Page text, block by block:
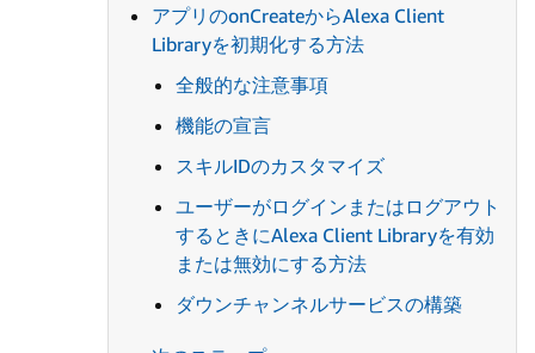
アプリのonCreateからAlexa Client
Libraryを初期化する方法
全般的な注意事項
機能の宣言
スキルIDのカスタマイズ
ユーザーがログインまたはログアウト
するときにAlexa Client Libraryを有効
または無効にする方法
ダウンチャンネルサービスの構築